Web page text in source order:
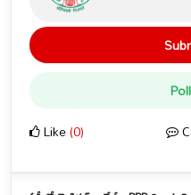
Like(0)